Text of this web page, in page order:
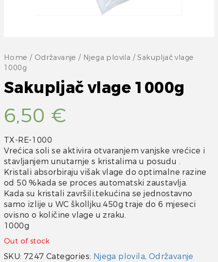
Home / Održavanje / Njega plovila / Sakupljač vlage
1000g
Sakupljač vlage 1000g
6,50 €
TX-RE-1000
Vrećica soli se aktivira otvaranjem vanjske vrećice i
stavljanjem unutarnje s kristalima u posudu .
Kristali absorbiraju višak vlage do optimalne razine
od 50 %kada se proces automatski zaustavlja.
Kada su kristali završili,tekućina se jednostavno
samo izlije u WC školljku.450g traje do 6 mjeseci
ovisno o količine vlage u zraku.
1000g
Out of stock
SKU: 7247 Categories: Njega plovila, Održavanje